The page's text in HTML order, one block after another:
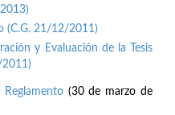
(C.G. 21/12/2011)
y Evaluación de la Tesis
(30 de marzo de